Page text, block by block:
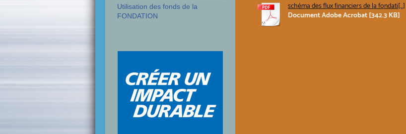
schéma des flux financiers de la fondati[...]
Document Adobe Acrobat [342.3 KB]
Utilisation des fonds de la
FONDATION